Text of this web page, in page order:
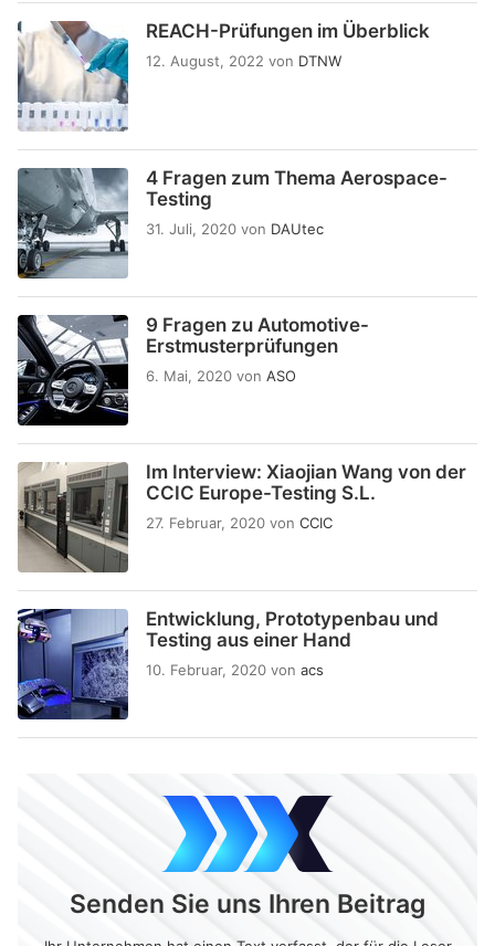
REACH-Prüfungen im Überblick
12. August, 2022 von DTNW
4 Fragen zum Thema Aerospace-
Testing
31. Juli, 2020 von DAUtec
9 Fragen zu Automotive-
Erstmusterprüfungen
6. Mai, 2020 von ASO
Im Interview: Xiaojian Wang von der
CCIC Europe-Testing S.L.
27. Februar, 2020 von CCIC
Entwicklung, Prototypenbau und
Testing aus einer Hand
10. Februar, 2020 von acs
Senden Sie uns Ihren Beitrag